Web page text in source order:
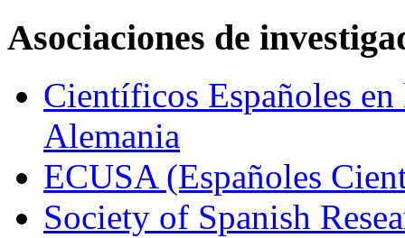
Asociaciones de
Científicos Españoles
Alemania
ECUSA (Españoles
Society of Spanish